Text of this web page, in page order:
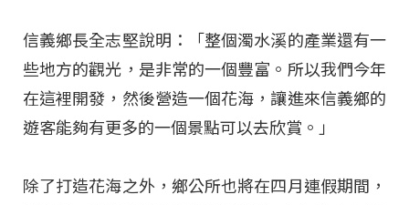
信義鄉長全志堅說明：「整個濁水溪的產業還有一
些地方的觀光，是非常的一個豐富。所以我們今年
在這裡開發，然後營造一個花海，讓進來信義鄉的
遊客能夠有更多的一個景點可以去欣賞。」
除了打造花海之外，鄉公所也將在四月連假期間，